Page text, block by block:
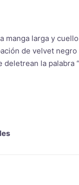
manga larga y
de velvet
la palabra